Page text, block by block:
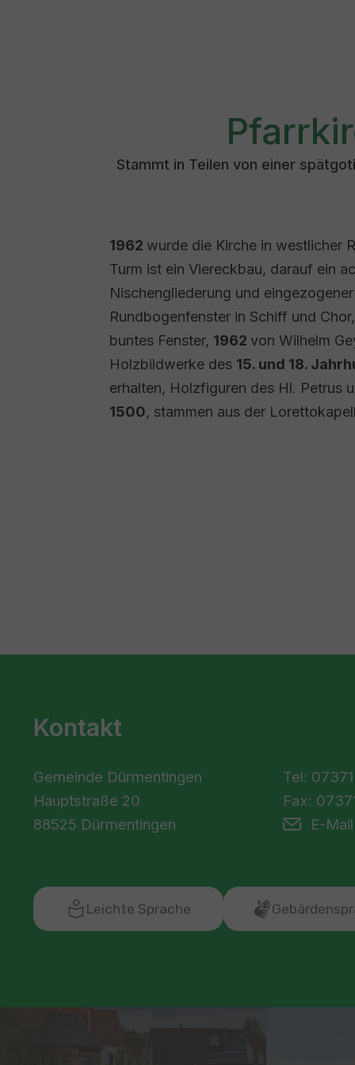
Stammt in Teilen von einer
1962 wurde die Kirche in westlicher
Turm ist ein Viereckbau, darauf ein
Nischengliederung und
Rundbogenfenster in Schiff und
buntes Fenster, 1962 von Wilhelm
Holzbildwerke des 15. und 18.
erhalten, Holzfiguren des Hl. Petrus
1500, stammen aus der
Kontakt
Gemeinde Dürmentingen
Hauptstraße 20
88525 Dürmentingen
Tel:
Fax:
E-
Leichte Sprache